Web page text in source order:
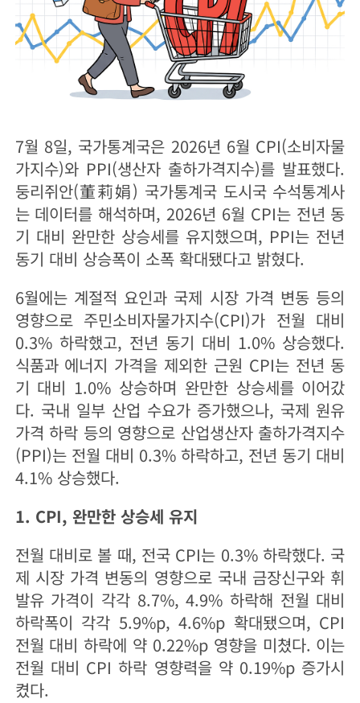
7월 8일, 국가통계국은 2026년 6월 CPI(소비자물
가지수)와 PPI(생산자 출하가격지수)를 발표했다.
둥리쥐안(董莉娟) 국가통계국 도시국 수석통계사
는 데이터를 해석하며, 2026년 6월 CPI는 전년 동
기 대비 완만한 상승세를 유지했으며, PPI는 전년
동기 대비 상승폭이 소폭 확대됐다고 밝혔다.
6월에는 계절적 요인과 국제 시장 가격 변동 등의
영향으로 주민소비자물가지수(CPI)가 전월 대비
0.3% 하락했고, 전년 동기 대비 1.0% 상승했다.
식품과 에너지 가격을 제외한 근원 CPI는 전년 동
기 대비 1.0% 상승하며 완만한 상승세를 이어갔
다. 국내 일부 산업 수요가 증가했으나, 국제 원유
가격 하락 등의 영향으로 산업생산자 출하가격지수
(PPI)는 전월 대비 0.3% 하락하고, 전년 동기 대비
4.1% 상승했다.
1. CPI, 완만한 상승세 유지
전월 대비로 볼 때, 전국 CPI는 0.3% 하락했다. 국
제 시장 가격 변동의 영향으로 국내 금장신구와 휘
발유 가격이 각각 8.7%, 4.9% 하락해 전월 대비
하락폭이 각각 5.9%p, 4.6%p 확대됐으며, CPI
전월 대비 하락에 약 0.22%p 영향을 미쳤다. 이는
전월 대비 CPI 하락 영향력을 약 0.19%p 증가시
켰다.